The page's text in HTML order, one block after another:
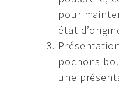
pour
état
pochons
une